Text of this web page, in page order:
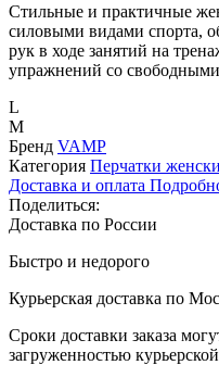
Стильные и практичные
силовыми видами спорта,
рук в ходе занятий на
упражнений со
L
M
Бренд VAMP
Категория Перчатки
Доставка и оплата
Поделиться:
Доставка по России
Быстро и недорого
Курьерская доставка по
Сроки доставки заказа
загруженностью